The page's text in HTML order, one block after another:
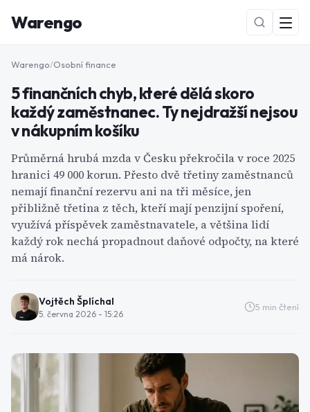
Warengo
NOVÉ
Warengo/Osobní finance
5 finančních chyb, které dělá skoro
každý zaměstnanec. Ty nejdražší nejsou
v nákupním košíku
Průměrná hrubá mzda v Česku překročila v roce 2025
hranici 49 000 korun. Přesto dvě třetiny zaměstnanců
nemají finanční rezervu ani na tři měsíce, jen
přibližně třetina z těch, kteří mají penzijní spoření,
využívá příspěvek zaměstnavatele, a většina lidí
každý rok nechá propadnout daňové odpočty, na které
má nárok.
Vojtěch Šplíchal
5. června 2026 - 15:26
5 min čtení